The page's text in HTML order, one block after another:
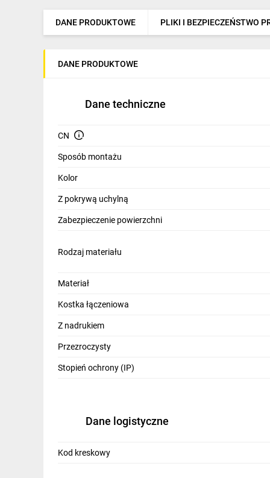
DANE PRODUKTOWE PLIKI I BEZPIECZEŃSTWO
DANE PRODUKTOWE
Dane techniczne
CN
Sposób montażu
Kolor
Z pokrywą uchylną
Zabezpieczenie powierzchni
Rodzaj materiału
Materiał
Kostka łączeniowa
Z nadrukiem
Przezroczysty
Stopień ochrony (IP)
Dane logistyczne
Kod kreskowy